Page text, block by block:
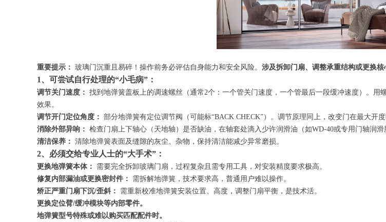
重要提示： 玻璃门沉重且易碎！操作前务必评估自身能力和安全风险。 涉及拆卸门扇、调整承重结构或更换
1、可尝试自行处理的“小毛病”：
调节关门速度： 找到地弹簧盖板上的调速螺丝（通常2个：一个管关门速度，一个管最后一段缓冲速度）。
效果。
调节开门定位角度： 部分地弹簧有定位调节阀（可能标“BACK CHECK”）。调节原理同上，改变门在最大开度
消除外部异响： 检查门扇上下轴心（天地轴）是否缺油，在轴套处滴入少许润滑油（如WD-40或专用门轴润
清洁保养： 清除地弹簧表面及缝隙的灰尘、杂物，保持清洁能减少异常磨损。
2、必须交给专业人士的“大手术”：
更换地弹簧本体：
需要完全拆卸玻璃门扇，过程复杂且需专用工具，对安装精度要求极高。
修复内部漏油或更换密封件：
需拆解地弹簧，技术要求高，普通用户难以操作。
矫正严重门扇下沉/歪斜：
需重新校准地弹簧安装位置、高度，调整门扇平衡，是技术活。
更换定位臂/缓冲模块等内部零件。
地弹簧型号特殊或难以购买匹配配件时。